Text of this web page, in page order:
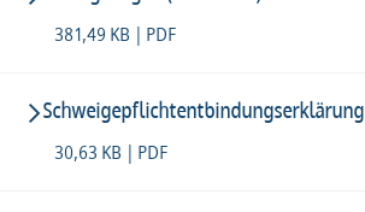
381,49 KB | PDF
Schweigepflichtentbindungserklärung
30,63 KB | PDF